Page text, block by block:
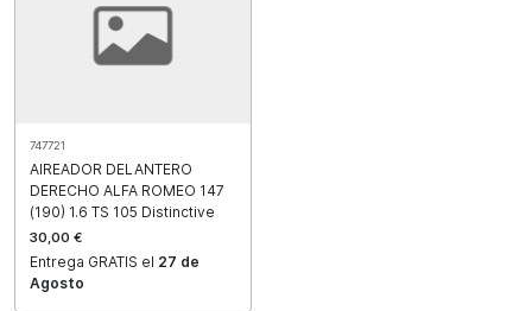
747721
AIREADOR DELANTERO
DERECHO ALFA ROMEO 147
(190) 1.6 TS 105 Distinctive
30,00 €
Entrega GRATIS el 27 de
Agosto